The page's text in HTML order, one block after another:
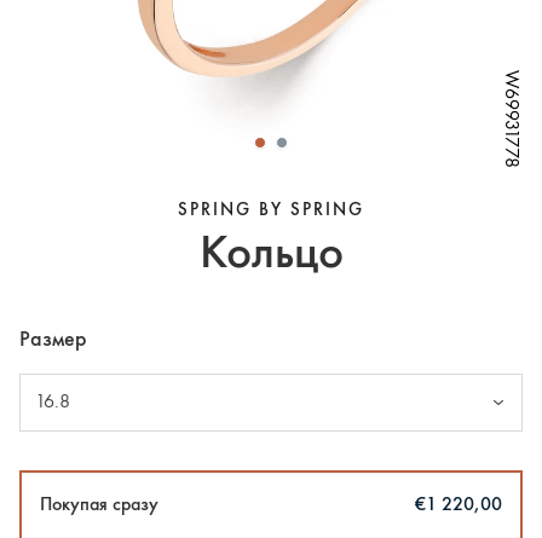
W69931778
W69931778
W69931778
W69931778
SPRING BY SPRING
Кольцо
Размер
16.8
Покупая сразу €1 220,00